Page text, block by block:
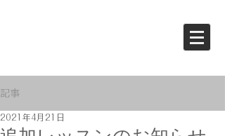
記事
2021年4月21日